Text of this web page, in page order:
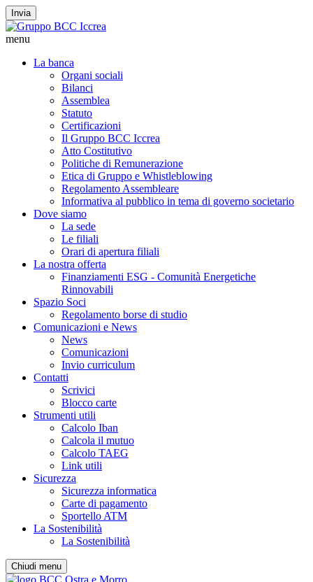
Invia
menu
La banca
Organi sociali
Bilanci
Assemblea
Statuto
Certificazioni
Il Gruppo BCC Iccrea
Atto Costitutivo
Politiche di Remunerazione
Etica di Gruppo e Whistleblowing
Regolamento Assembleare
Informativa al pubblico in tema di governo societario
Dove siamo
La sede
Le filiali
Orari di apertura filiali
La nostra offerta
Finanziamenti ESG - Comunità Energetiche
Rinnovabili
Spazio Soci
Regolamento borse di studio
Comunicazioni e News
News
Comunicazioni
Invio curriculum
Contatti
Scrivici
Blocco carte
Strumenti utili
Calcolo Iban
Calcola il mutuo
Calcolo TAEG
Link utili
Sicurezza
Sicurezza informatica
Carte di pagamento
Sportello ATM
La Sostenibilità
La Sostenibilità
Chiudi menu